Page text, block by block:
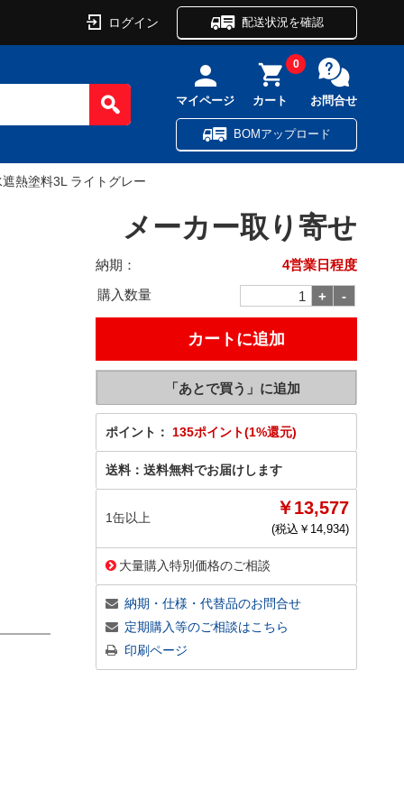
ログイン 配送状況を確認
マイページ カート
0
お問合せ
BOMアップロード
熱塗料3L ライトグレー
メーカー取り寄せ
納期：
4営業日程度
購入数量
ポイント： 135ポイント(1%還元)
送料： 送料無料でお届けします
1缶以上 ￥13,577
(税込￥ 14,934)
大量購入特別価格のご相談
納期・仕様・代替品のお問合せ
定期購入等のご相談はこちら
印刷ページ